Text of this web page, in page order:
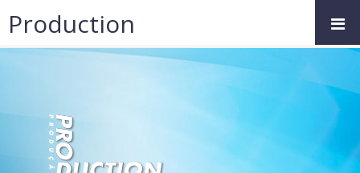
Production